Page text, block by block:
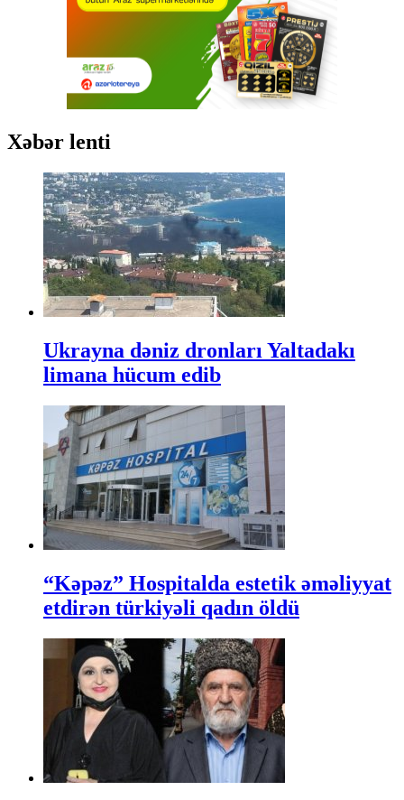
Xəbər lenti
Ukrayna dəniz dronları Yaltadakı
limana hücum edib
“Kəpəz” Hospitalda estetik əməliyyat
etdirən türkiyəli qadın öldü